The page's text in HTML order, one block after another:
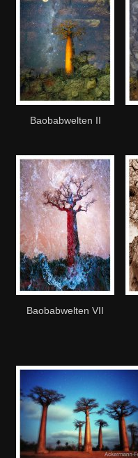
Baobabwelten II
Baobabwelten VII